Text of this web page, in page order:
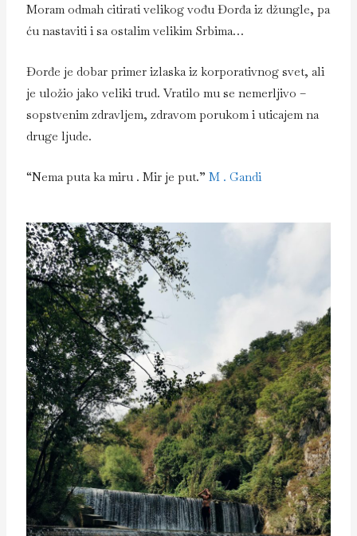
Moram odmah citirati velikog vođu Đorđa iz džungle, pa
ću nastaviti i sa ostalim velikim Srbima…
Đorđe je dobar primer izlaska iz korporativnog svet, ali
je uložio jako veliki trud. Vratilo mu se nemerljivo –
sopstvenim zdravljem, zdravom porukom i uticajem na
druge ljude.
“Nema puta ka miru . Mir je put.”M . Gandi